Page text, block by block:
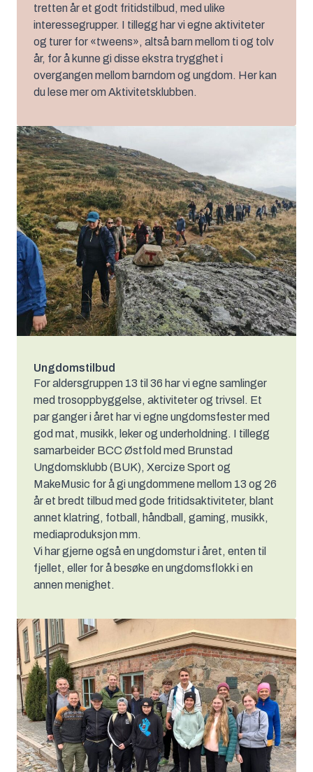
tretten år et godt fritidstilbud, med ulike
interessegrupper. I tillegg har vi egne aktiviteter
og turer for «tweens», altså barn mellom ti og tolv
år, for å kunne gi disse ekstra trygghet i
overgangen mellom barndom og ungdom. Her kan
du lese mer om Aktivitetsklubben.
Ungdomstilbud
For aldersgruppen 13 til 36 har vi egne samlinger
med trosoppbyggelse, aktiviteter og trivsel. Et
par ganger i året har vi egne ungdomsfester med
god mat, musikk, leker og underholdning. I tillegg
samarbeider BCC Østfold med Brunstad
Ungdomsklubb (BUK), Xercize Sport og
MakeMusic for å gi ungdommene mellom 13 og 26
år et bredt tilbud med gode fritidsaktiviteter, blant
annet klatring, fotball, håndball, gaming, musikk,
mediaproduksjon mm.
Vi har gjerne også en ungdomstur i året, enten til
fjellet, eller for å besøke en ungdomsflokk i en
annen menighet.